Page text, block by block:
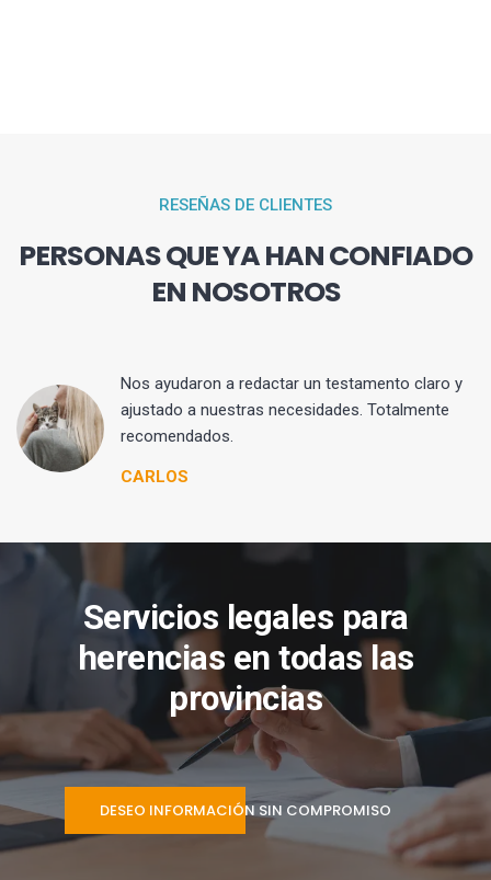
RESEÑAS DE CLIENTES
PERSONAS QUE YA HAN CONFIADO
EN NOSOTROS
Nos ayudaron a redactar un testamento claro y
ajustado a nuestras necesidades. Totalmente
recomendados.
CARLOS
Servicios legales para
herencias en todas las
provincias
DESEO INFORMACIÓN SIN COMPROMISO